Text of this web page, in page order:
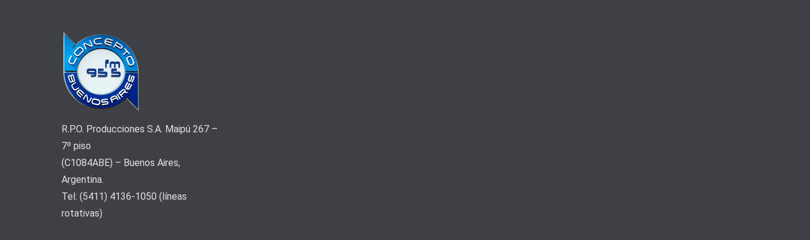
R.P.O. Producciones S.A. Maipú 267 –
7º piso
(C1084ABE) – Buenos Aires,
Argentina.
Tel: (5411) 4136-1050 (líneas
rotativas)